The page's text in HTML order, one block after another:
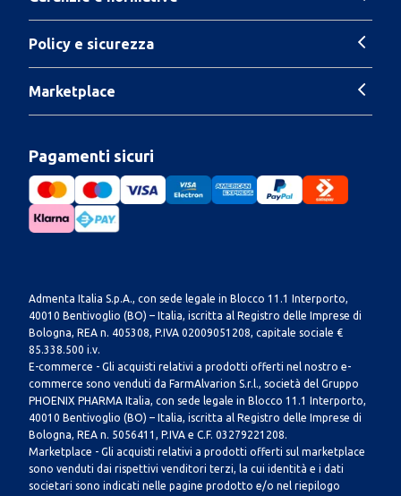
Policy e sicurezza
Marketplace
Pagamenti sicuri
Admenta Italia S.p.A., con sede legale in Blocco 11.1 Interporto,
40010 Bentivoglio (BO) – Italia, iscritta al Registro delle Imprese di
Bologna, REA n. 405308, P.IVA 02009051208, capitale sociale €
85.338.500 i.v.
E-commerce - Gli acquisti relativi a prodotti offerti nel nostro e-
commerce sono venduti da FarmAlvarion S.r.l., società del Gruppo
PHOENIX PHARMA Italia, con sede legale in Blocco 11.1 Interporto,
40010 Bentivoglio (BO) – Italia, iscritta al Registro delle Imprese di
Bologna, REA n. 5056411, P.IVA e C.F. 03279221208.
Marketplace - Gli acquisti relativi a prodotti offerti sul marketplace
sono venduti dai rispettivi venditori terzi, la cui identità e i dati
societari sono indicati nelle pagine prodotto e/o nel riepilogo